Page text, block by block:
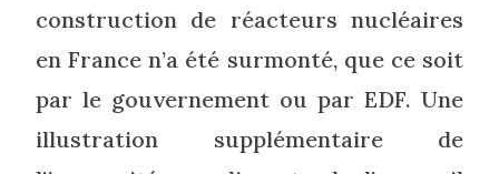
construction de réacteurs nucléaires
en France n’a été surmonté, que ce soit
par le gouvernement ou par EDF. Une
illustration supplémentaire de